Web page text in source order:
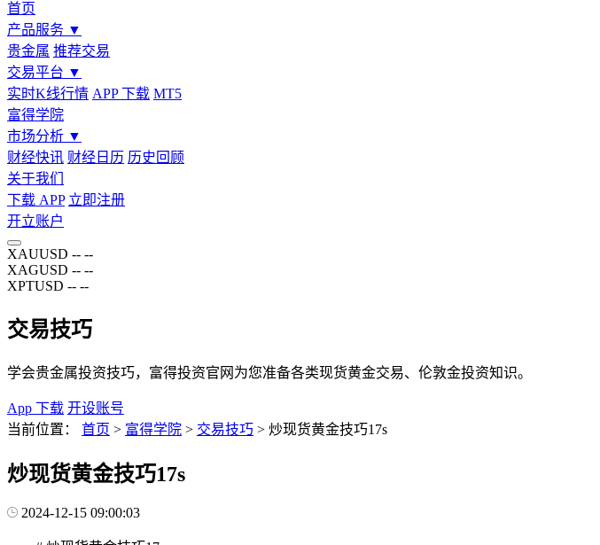
首页
产品服务 ▼
贵金属 推荐交易
交易平台 ▼
实时K线行情 APP 下载 MT5
富得学院
市场分析 ▼
财经快讯 财经日历 历史回顾
关于我们
下载 APP 立即注册
开立账户
XAUUSD -- --
XAGUSD -- --
XPTUSD -- --
交易技巧
学会贵金属投资技巧，富得投资官网为您准备各类现货黄金交易、伦敦金投资知识。
App 下载 开设账号
当前位置：
首页 > 富得学院 > 交易技巧 > 炒现货黄金技巧17s
炒现货黄金技巧17s
2024-12-15 09:00:03